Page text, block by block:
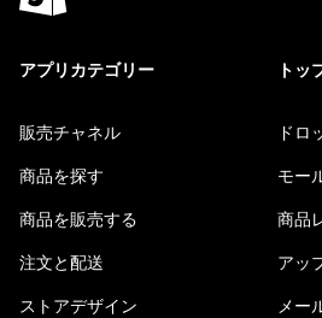
アプリカテゴリー
販売チャネル
商品を探す
商品を販売する
注文と配送
ストアデザイン
トッ
ドロ
モー
商品
アッ
メー